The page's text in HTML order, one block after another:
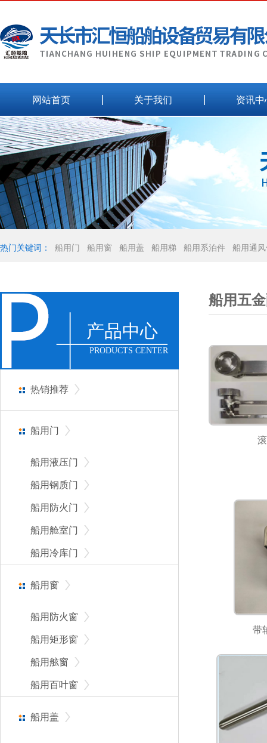
网站首页 关于我们 资讯中
热门关键词： 船用门 船用窗 船用盖 船用梯 船用系泊件 船用通
产品中心
PRODUCTS CENTER
热销推荐
船用门
船用液压门
船用钢质门
船用防火门
船用舱室门
船用冷库门
船用窗
船用防火窗
船用矩形窗
船用舷窗
船用百叶窗
船用盖
船用五
带